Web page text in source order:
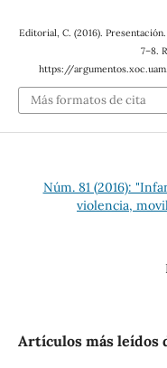
Editorial, C. (2016). Presentación.
7–8.
https://
Más formatos de cita
Núm. 81 (2016):
violencia,
Artículos más leídos